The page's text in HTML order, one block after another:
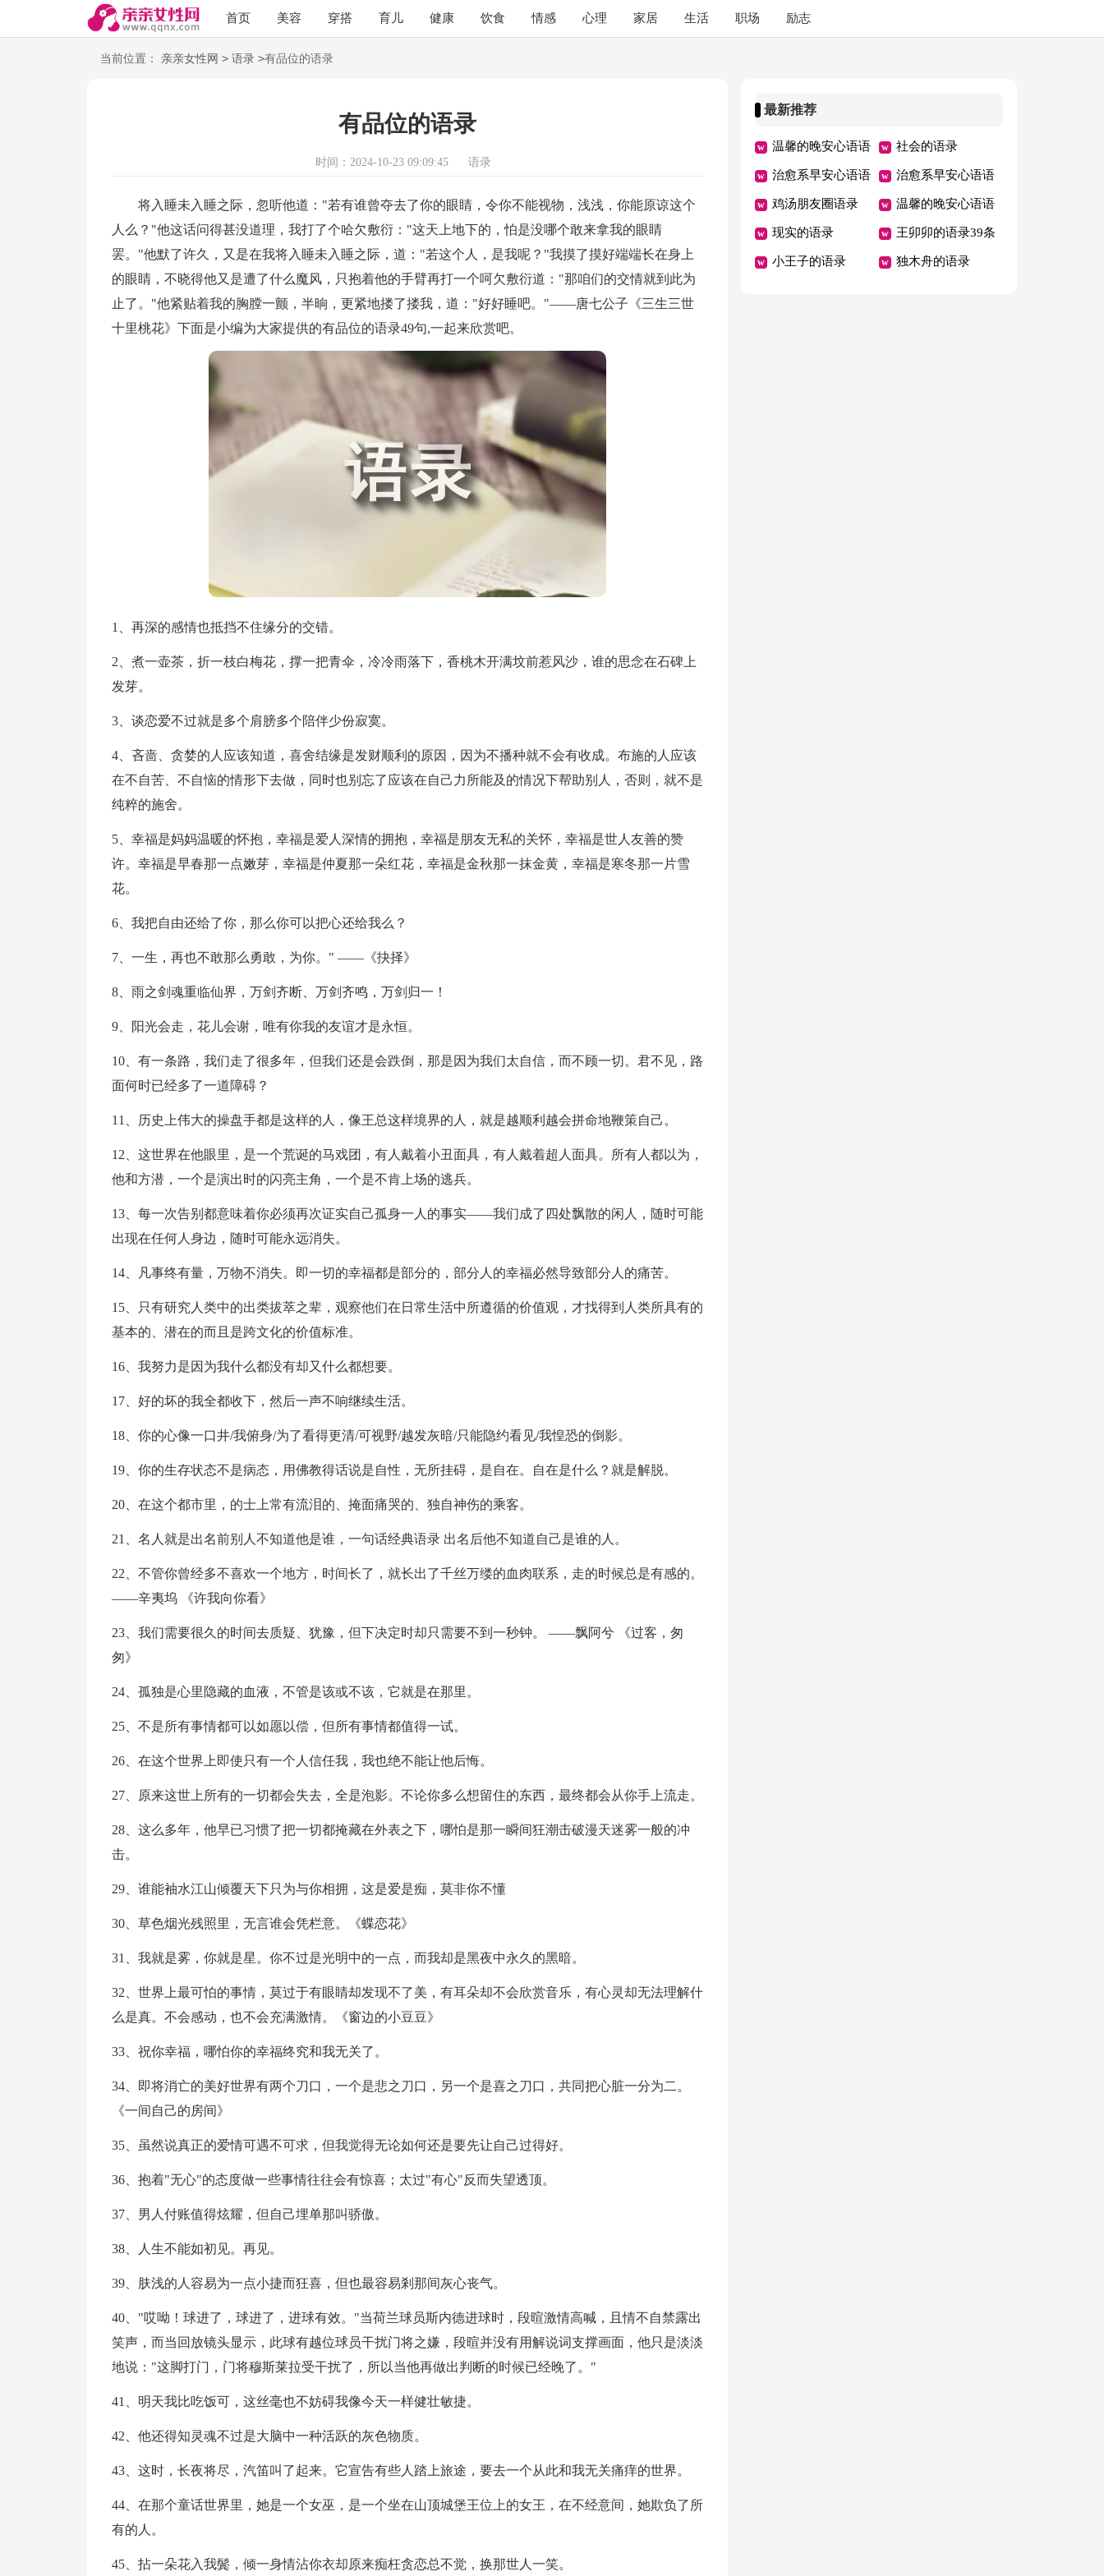
首页 美容 穿搭 育儿 健康 饮食 情感 心理 家居 生活 职场 励志
语录 阅读
当前位置： 亲亲女性网 > 语录 >有品位的语录
有品位的语录
时间：2024-10-23 09:09:45 语录
将入睡未入睡之际，忽听他道："若有谁曾夺去了你的眼睛，令你不能视物，浅浅，你能原谅这个
人么？"他这话问得甚没道理，我打了个哈欠敷衍："这天上地下的，怕是没哪个敢来拿我的眼睛
罢。"他默了许久，又是在我将入睡未入睡之际，道："若这个人，是我呢？"我摸了摸好端端长在身上
的眼睛，不晓得他又是遭了什么魔风，只抱着他的手臂再打一个呵欠敷衍道："那咱们的交情就到此为
止了。"他紧贴着我的胸膛一颤，半晌，更紧地搂了搂我，道："好好睡吧。"——唐七公子《三生三世
十里桃花》下面是小编为大家提供的有品位的语录49句,一起来欣赏吧。
1、再深的感情也抵挡不住缘分的交错。
2、煮一壶茶，折一枝白梅花，撑一把青伞，冷冷雨落下，香桃木开满坟前惹风沙，谁的思念在石碑上
发芽。
3、谈恋爱不过就是多个肩膀多个陪伴少份寂寞。
4、吝啬、贪婪的人应该知道，喜舍结缘是发财顺利的原因，因为不播种就不会有收成。布施的人应该
在不自苦、不自恼的情形下去做，同时也别忘了应该在自己力所能及的情况下帮助别人，否则，就不是
纯粹的施舍。
5、幸福是妈妈温暖的怀抱，幸福是爱人深情的拥抱，幸福是朋友无私的关怀，幸福是世人友善的赞
许。幸福是早春那一点嫩芽，幸福是仲夏那一朵红花，幸福是金秋那一抹金黄，幸福是寒冬那一片雪
花。
6、我把自由还给了你，那么你可以把心还给我么？
7、一生，再也不敢那么勇敢，为你。" ——《抉择》
8、雨之剑魂重临仙界，万剑齐断、万剑齐鸣，万剑归一！
9、阳光会走，花儿会谢，唯有你我的友谊才是永恒。
10、有一条路，我们走了很多年，但我们还是会跌倒，那是因为我们太自信，而不顾一切。君不见，路
面何时已经多了一道障碍？
11、历史上伟大的操盘手都是这样的人，像王总这样境界的人，就是越顺利越会拼命地鞭策自己。
12、这世界在他眼里，是一个荒诞的马戏团，有人戴着小丑面具，有人戴着超人面具。所有人都以为，
他和方潜，一个是演出时的闪亮主角，一个是不肯上场的逃兵。
13、每一次告别都意味着你必须再次证实自己孤身一人的事实——我们成了四处飘散的闲人，随时可能
出现在任何人身边，随时可能永远消失。
14、凡事终有量，万物不消失。即一切的幸福都是部分的，部分人的幸福必然导致部分人的痛苦。
15、只有研究人类中的出类拔萃之辈，观察他们在日常生活中所遵循的价值观，才找得到人类所具有的
基本的、潜在的而且是跨文化的价值标准。
16、我努力是因为我什么都没有却又什么都想要。
17、好的坏的我全都收下，然后一声不响继续生活。
18、你的心像一口井/我俯身/为了看得更清/可视野/越发灰暗/只能隐约看见/我惶恐的倒影。
19、你的生存状态不是病态，用佛教得话说是自性，无所挂碍，是自在。自在是什么？就是解脱。
20、在这个都市里，的士上常有流泪的、掩面痛哭的、独自神伤的乘客。
21、名人就是出名前别人不知道他是谁，一句话经典语录 出名后他不知道自己是谁的人。
22、不管你曾经多不喜欢一个地方，时间长了，就长出了千丝万缕的血肉联系，走的时候总是有感的。
——辛夷坞 《许我向你看》
23、我们需要很久的时间去质疑、犹豫，但下决定时却只需要不到一秒钟。 ——飘阿兮 《过客，匆
匆》
24、孤独是心里隐藏的血液，不管是该或不该，它就是在那里。
25、不是所有事情都可以如愿以偿，但所有事情都值得一试。
26、在这个世界上即使只有一个人信任我，我也绝不能让他后悔。
27、原来这世上所有的一切都会失去，全是泡影。不论你多么想留住的东西，最终都会从你手上流走。
28、这么多年，他早已习惯了把一切都掩藏在外表之下，哪怕是那一瞬间狂潮击破漫天迷雾一般的冲
击。
29、谁能袖水江山倾覆天下只为与你相拥，这是爱是痴，莫非你不懂
30、草色烟光残照里，无言谁会凭栏意。《蝶恋花》
31、我就是雾，你就是星。你不过是光明中的一点，而我却是黑夜中永久的黑暗。
32、世界上最可怕的事情，莫过于有眼睛却发现不了美，有耳朵却不会欣赏音乐，有心灵却无法理解什
么是真。不会感动，也不会充满激情。《窗边的小豆豆》
33、祝你幸福，哪怕你的幸福终究和我无关了。
34、即将消亡的美好世界有两个刀口，一个是悲之刀口，另一个是喜之刀口，共同把心脏一分为二。
《一间自己的房间》
35、虽然说真正的爱情可遇不可求，但我觉得无论如何还是要先让自己过得好。
36、抱着"无心"的态度做一些事情往往会有惊喜；太过"有心"反而失望透顶。
37、男人付账值得炫耀，但自己埋单那叫骄傲。
38、人生不能如初见。再见。
39、肤浅的人容易为一点小捷而狂喜，但也最容易剎那间灰心丧气。
40、"哎呦！球进了，球进了，进球有效。"当荷兰球员斯内德进球时，段暄激情高喊，且情不自禁露出
笑声，而当回放镜头显示，此球有越位球员干扰门将之嫌，段暄并没有用解说词支撑画面，他只是淡淡
地说："这脚打门，门将穆斯莱拉受干扰了，所以当他再做出判断的时候已经晚了。"
41、明天我比吃饭可，这丝毫也不妨碍我像今天一样健壮敏捷。
42、他还得知灵魂不过是大脑中一种活跃的灰色物质。
43、这时，长夜将尽，汽笛叫了起来。它宣告有些人踏上旅途，要去一个从此和我无关痛痒的世界。
44、在那个童话世界里，她是一个女巫，是一个坐在山顶城堡王位上的女王，在不经意间，她欺负了所
有的人。
45、拈一朵花入我鬓，倾一身情沾你衣却原来痴枉贪恋总不觉，换那世人一笑。
最新推荐
温馨的晚安心语语
录
社会的语录
治愈系早安心语语
录
治愈系早安心语语
录
鸡汤朋友圈语录 温馨的晚安心语语
录43条
现实的语录 王卯卯的语录39条
小王子的语录 独木舟的语录